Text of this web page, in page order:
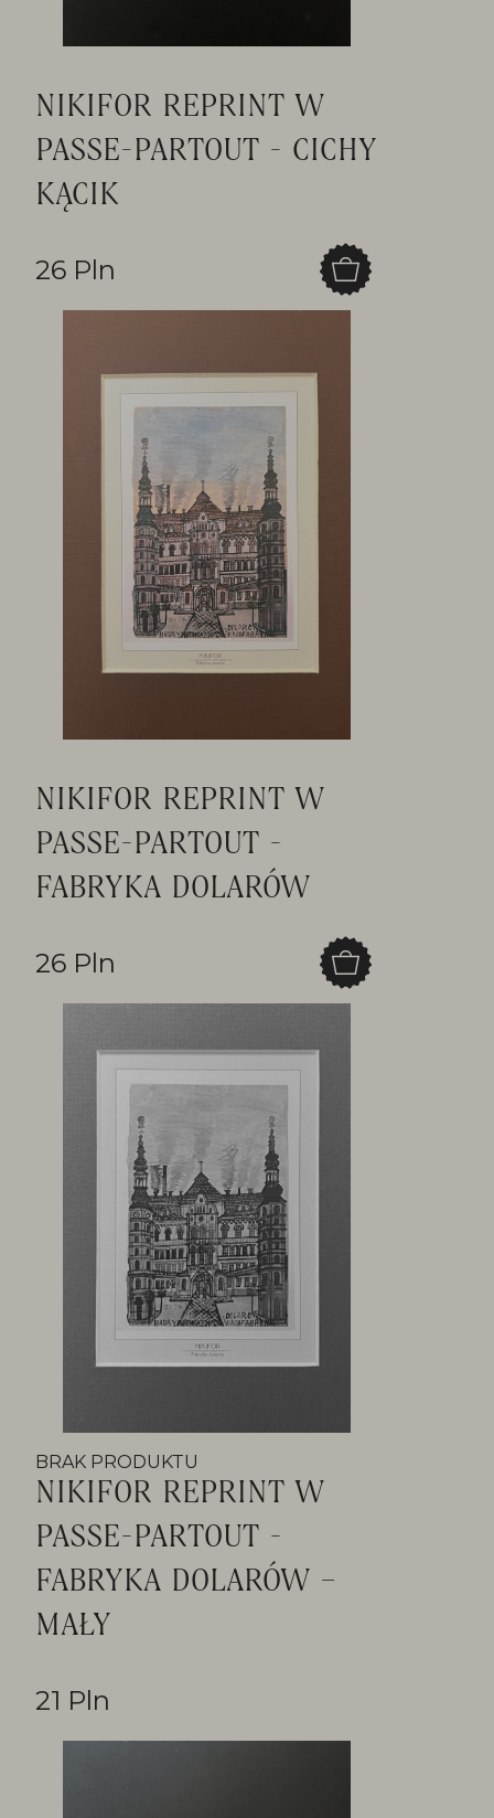
NIKIFOR REPRINT W
PASSE-PARTOUT - CICHY
KĄCIK
26 Pln
NIKIFOR REPRINT W
PASSE-PARTOUT -
FABRYKA DOLARÓW
26 Pln
BRAK PRODUKTU
NIKIFOR REPRINT W
PASSE-PARTOUT -
FABRYKA DOLARÓW –
MAŁY
21 Pln